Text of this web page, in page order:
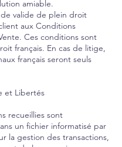
amiable.
valide de plein droit
aux Conditions
Ces conditions sont
français. En cas de litige,
français seront seuls
et Libertés
recueillies sont
un fichier informatisé par
la gestion des transactions,